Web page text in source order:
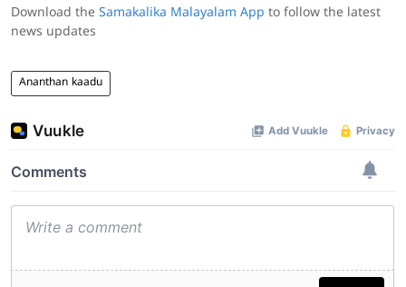
Download the Samakalika Malayalam App to follow the latest
news updates
Ananthan kaadu